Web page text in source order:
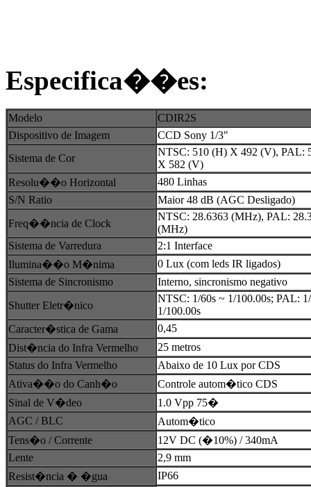
Especifica��es:
Modelo
CDIR2S
Dispositivo de Imagem
CCD Sony 1/3"
Sistema de Cor
NTSC: 510 (H) X 492 (V), PAL:
X 582 (V)
Resolu��o Horizontal
480 Linhas
S/N Ratio
Maior 48 dB (AGC Desligado)
Freq��ncia de Clock
NTSC: 28.6363 (MHz), PAL:
(MHz)
Sistema de Varredura
2:1 Interface
Ilumina��o M�nima
0 Lux (com leds IR ligados)
Sistema de Sincronismo
Interno, sincronismo negativo
Shutter Eletr�nico
NTSC: 1/60s ~ 1/100.00s; PAL:
1/100.00s
Caracter�stica de Gama
0,45
Dist�ncia do Infra Vermelho
25 metros
Status do Infra Vermelho
Abaixo de 10 Lux por CDS
Ativa��o do Canh�o
Controle autom�tico CDS
Sinal de V�deo
1.0 Vpp 75�
AGC / BLC
Autom�tico
Tens�o / Corrente
12V DC (�10%) / 340mA
Lente
2,9 mm
Resist�ncia � �gua
IP66